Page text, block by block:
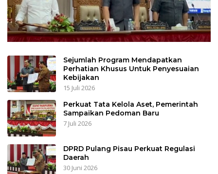
Sejumlah Program Mendapatkan
Perhatian Khusus Untuk Penyesuaian
Kebijakan
15 Juli 2026
Perkuat Tata Kelola Aset, Pemerintah
Sampaikan Pedoman Baru
7 Juli 2026
DPRD Pulang Pisau Perkuat Regulasi
Daerah
30 Juni 2026